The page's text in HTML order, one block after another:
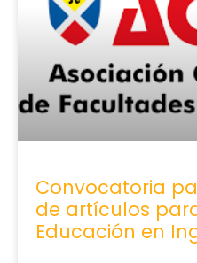
Convocatoria
de artículos
Educación en